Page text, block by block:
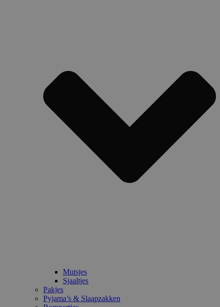
Mutsjes
Sjaaltjes
Pakjes
Pyjama’s & Slaapzakken